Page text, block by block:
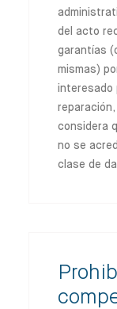
del acto
garantías
mismas)
interesado
considera
no se
clase de